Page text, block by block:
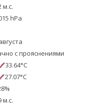
м.с.
hPa
с прояснениями
33.64°C
27.07°C
м.с.